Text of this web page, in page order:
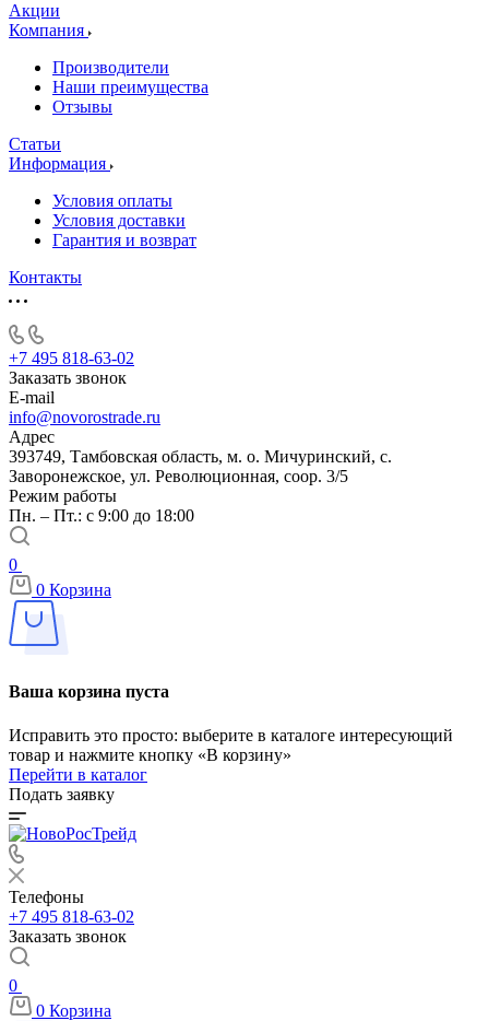
Акции
Компания
Производители
Наши преимущества
Отзывы
Статьи
Информация
Условия оплаты
Условия доставки
Гарантия и возврат
Контакты
+7 495 818-63-02
Заказать звонок
E-mail
info@novorostrade.ru
Адрес
393749, Тамбовская область, м. о. Мичуринский, с.
Заворонежское, ул. Революционная, соор. 3/5
Режим работы
Пн. – Пт.: с 9:00 до 18:00
0
0 Корзина
Ваша корзина пуста
Исправить это просто: выберите в каталоге интересующий
товар и нажмите кнопку «В корзину»
Перейти в каталог
Подать заявку
Телефоны
+7 495 818-63-02
Заказать звонок
0
0 Корзина